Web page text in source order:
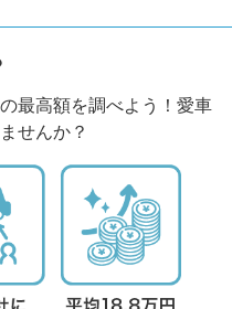
最高額を調べよう！愛車
せんか？